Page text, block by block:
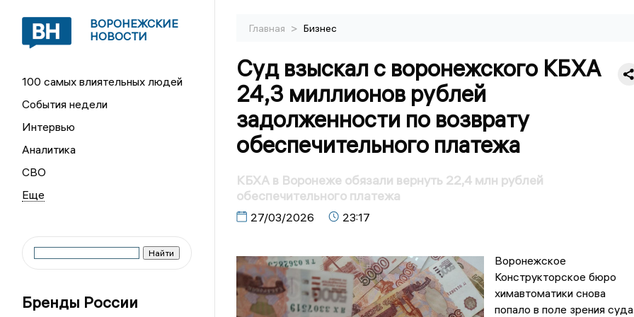
ВОРОНЕЖСКИЕ
НОВОСТИ
100 самых влиятельных людей
События недели
Интервью
Аналитика
СВО
Бренды России
Главная > Бизнес
Суд взыскал с воронежского КБХА
24,3 миллионов рублей
задолженности по возврату
обеспечительного платежа
КБХА в Воронеже обязали вернуть 22,4 млн рублей
обеспечительного платежа
27/03/2026 23:17
Воронежское
Конструкторское бюро
химавтоматики снова
попало в поле зрения